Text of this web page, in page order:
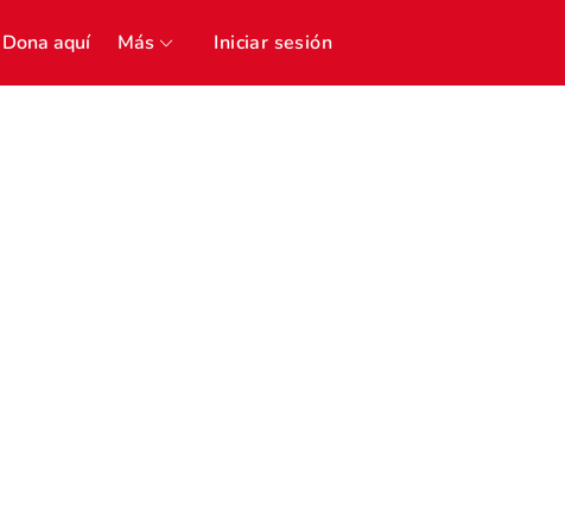
Dona aquí Más Iniciar sesión